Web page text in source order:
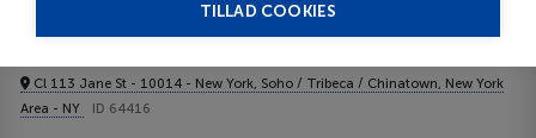
TILLAD COOKIES
Cl 113 Jane St - 10014 - New York, Soho / Tribeca / Chinatown, New York
Area - NY
ID 64416